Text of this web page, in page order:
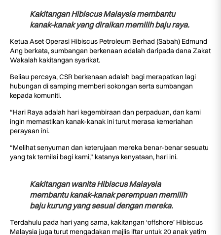
Kakitangan Hibiscus Malaysia membantu
kanak-kanak yang diraikan memilih baju raya.
Ketua Aset Operasi Hibiscus Petroleum Berhad (Sabah) Edmund
Ang berkata, sumbangan berkenaan adalah daripada dana Zakat
Wakalah kakitangan syarikat.
Beliau percaya, CSR berkenaan adalah bagi merapatkan lagi
hubungan di samping memberi sokongan serta sumbangan
kepada komuniti.
“Hari Raya adalah hari kegembiraan dan perpaduan, dan kami
ingin memastikan kanak-kanak ini turut merasa kemeriahan
perayaan ini.
“Melihat senyuman dan keterujaan mereka benar-benar sesuatu
yang tak ternilai bagi kami,” katanya kenyataan, hari ini.
Kakitangan wanita Hibiscus Malaysia
membantu kanak-kanak perempuan memilih
baju kurung yang sesuai dengan mereka.
Terdahulu pada hari yang sama, kakitangan ‘offshore’ Hibiscus
Malaysia juga turut mengadakan majlis iftar untuk 20 anak yatim